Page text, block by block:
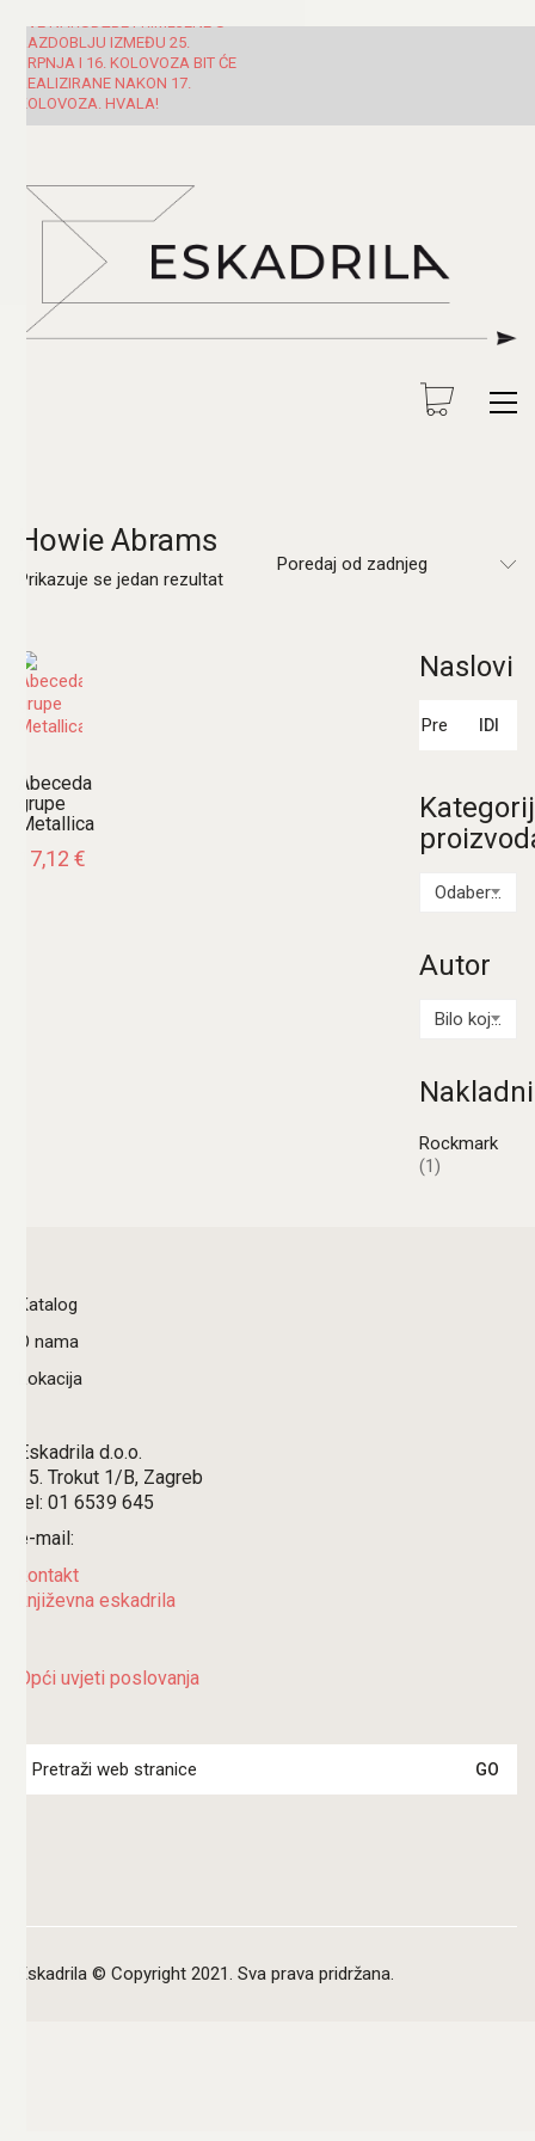
SVE NARUDŽBE PRIMLJENE U
RAZDOBLJU IZMEĐU 25.
SRPNJA I 16. KOLOVOZA BIT ĆE
REALIZIRANE NAKON 17.
KOLOVOZA. HVALA!
Howie Abrams
Prikazuje se jedan rezultat
Poredaj od zadnjeg
Abeceda
grupe
Metallica
17,12 €
Naslovi
IDI
Odaberi kategoriju
Autor
Bilo koji Autor
Rockmark
(1)
Katalog
O nama
Lokacija
Eskadrila d.o.o.
15. Trokut 1/B, Zagreb
tel: 01 6539 645
e-mail:
kontakt
književna eskadrila
Opći uvjeti poslovanja
for:
Eskadrila © Copyright 2021. Sva prava pridržana.